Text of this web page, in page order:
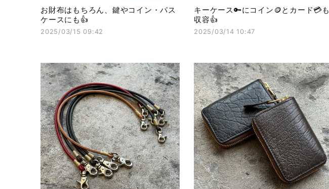
お財布はもちろん、鍵やコイン・パス
ケースにも👍
2025/03/15 09:42
キーケース🔑にコイン🪙とカード💳も
収容👍
2025/03/14 10:47